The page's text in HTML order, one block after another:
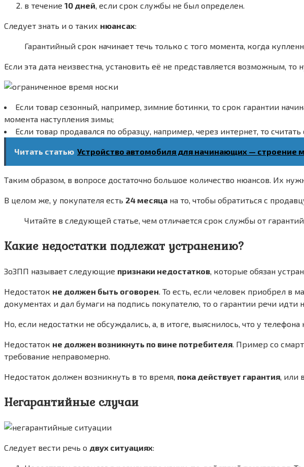
в течение 10 дней, если срок службы не был определен.
Следует знать и о таких нюансах:
Гарантийный срок начинает течь только с того момента, когда
Если эта дата неизвестна, установить её не представляется возможным,
Если товар сезонный, например, зимние ботинки, то срок гарантии
момента наступления зимы;
Если товар продавался по образцу, например, через интернет, то
Читать статью Устройство автомобиля для начинающих — строение
Таким образом, в вопросе достаточно большое количество нюансов. Их
В целом же, у покупателя есть 24 месяца на то, чтобы обратиться с
Читайте в следующей статье, чем отличается срок службы от
Какие недостатки подлежат устранению?
ЗоЗПП называет следующие признаки недостатков, которые обязан
Недостаток не должен быть оговорен. То есть, если человек приобрел в
документах и дал бумаги на подпись покупателю, то о гарантии речи идти
Но, если недостатки не обсуждались, а, в итоге, выяснилось, что у
Недостаток не должен возникнуть по вине потребителя. Пример со
требование неправомерно.
Недостаток должен возникнуть в то время, пока действует гарантия, или
Негарантийные случаи
Следует вести речь о двух ситуациях: